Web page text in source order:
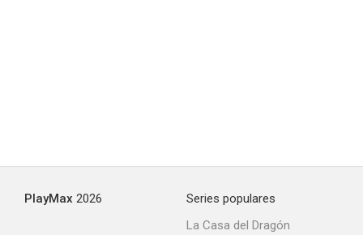
PlayMax 2026
Series populares
La Casa del Dragón